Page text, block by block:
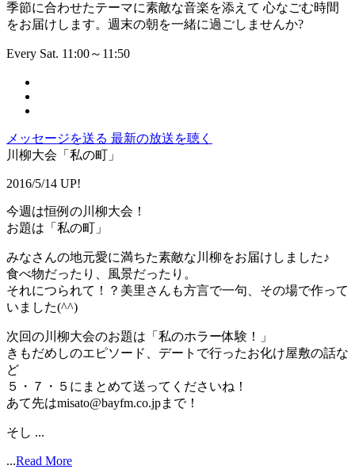
季節に合わせたテーマに素敵な音楽を添えて 心なごむ時間
をお届けします。週末の朝を一緒に過ごしませんか?
Every Sat. 11:00～11:50
メッセージを送る 最新の放送を聴く
川柳大会「私の町」
2016/5/14 UP!
今週は恒例の川柳大会！
お題は「私の町」
みなさんの地元愛に満ちた素敵な川柳をお届けしました♪
食べ物だったり、風景だったり。
それにつられて！？美里さんも方言で一句、その場で作って
いました(^^)
次回の川柳大会のお題は「私のホラー体験！」
きもだめしのエピソード、デートで行ったお化け屋敷の話な
ど
５・７・５にまとめて送ってくださいね！
あて先はmisato@bayfm.co.jpまで！
そし ...
...Read More